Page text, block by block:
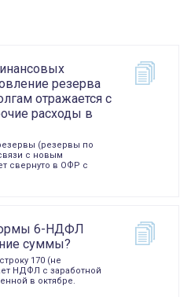
резерва
отражается с
расходы в
(резервы по
с новым
свернуто в ОФР с
6-НДФЛ
суммы?
170 (не
НДФЛ с заработной
в октябре.